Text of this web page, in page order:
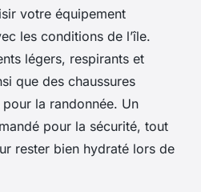
votre équipement
les conditions de l’île.
légers, respirants et
que des chaussures
la randonnée. Un
pour la sécurité, tout
rester bien hydraté lors de